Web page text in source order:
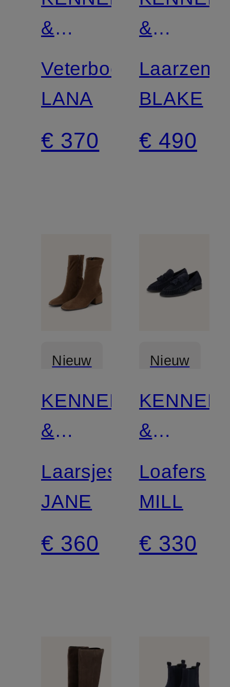
Gecertificeerd
&
SCHMENGER
Veterboots
LANA
€ 370
&
Laarzen
BLAKE
€ 490
Nieuw
Gecertificeerd
KENNEL
&
SCHMENGER
Laarsjes
JANE
€ 360
Nieuw
KENNEL
&
Loafers
MILL
€ 330